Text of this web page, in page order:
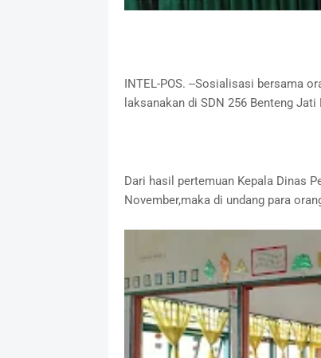
INTEL-POS. --Sosialisasi bersama
laksanakan di SDN 256 Benteng
Dari hasil pertemuan Kepala Dinas
November,maka di undang para